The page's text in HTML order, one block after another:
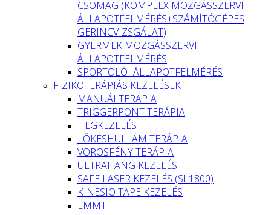
CSOMAG (KOMPLEX MOZGÁSSZERVI
ÁLLAPOTFELMÉRÉS+SZÁMÍTÓGÉPES
GERINCVIZSGÁLAT)
GYERMEK MOZGÁSSZERVI
ÁLLAPOTFELMÉRÉS
SPORTOLÓI ÁLLAPOTFELMÉRÉS
FIZIKOTERÁPIÁS KEZELÉSEK
MANUÁLTERÁPIA
TRIGGERPONT TERÁPIA
HEGKEZELÉS
LÖKÉSHULLÁM TERÁPIA
VÖRÖSFÉNY TERÁPIA
ULTRAHANG KEZELÉS
SAFE LASER KEZELÉS (SL1800)
KINESIO TAPE KEZELÉS
EMMT